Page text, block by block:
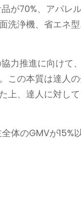
が70%、アパレ
洗浄機、省エネ
力推進に向けて
の本質は達人
上、達人に対し
体のGMVが